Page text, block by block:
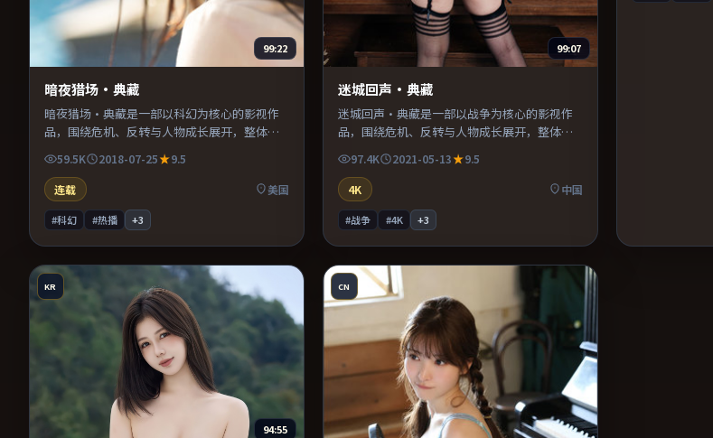
99:22
暗夜猎场·典藏
暗夜猎场·典藏是一部以科幻为核心的影视作
品，围绕危机、反转与人物成长展开，整体节
59.5K 2018-07-25
9.5
连载
美国
#科幻 #热播 +3
99:07
迷城回声·典藏
迷城回声·典藏是一部以战争为核心的影视作
品，围绕危机、反转与人物成长展开，整体节
97.4K 2021-05-13
9.5
4K
中国
#战争 #4K +3
KR
94:55
CN